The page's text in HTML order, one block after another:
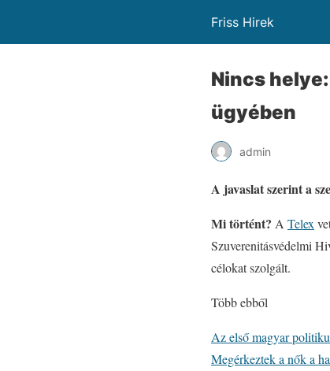
Friss Hirek
Nincs
ügyében
admin
A javaslat szerint a
Mi történt? A Telex
Szuverenitásvédelmi
célokat szolgált.
Több ebből
Az első magyar
Megérkeztek a nők a